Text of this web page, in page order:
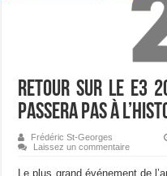
Retour sur le E3
passera pas à
Frédéric St-Georges
Laissez un commentaire
Le plus grand événement de